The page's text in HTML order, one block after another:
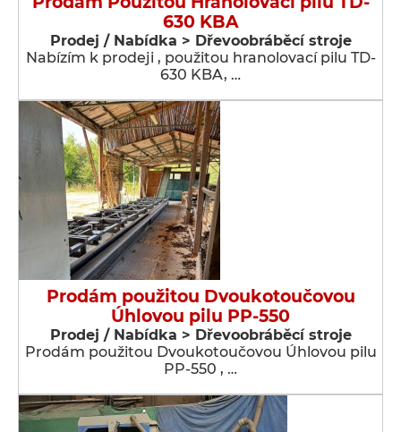
630 KBA
Prodej / Nabídka > Dřevoobráběcí stroje
Nabízím k prodeji , použitou hranolovací pilu TD-
630 KBA, …
Prodám použitou Dvoukotoučovou
Úhlovou pilu PP-550
Prodej / Nabídka > Dřevoobráběcí stroje
Prodám použitou Dvoukotoučovou Úhlovou pilu
PP-550 , …